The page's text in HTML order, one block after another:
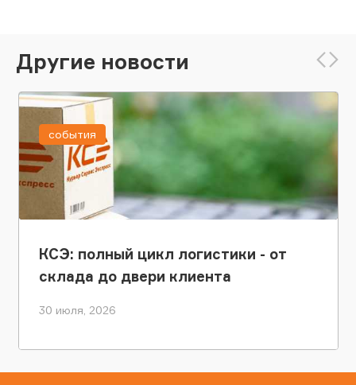
Другие новости
КСЭ: полный цикл логистики - от
склада до двери клиента
30 июля, 2026
события